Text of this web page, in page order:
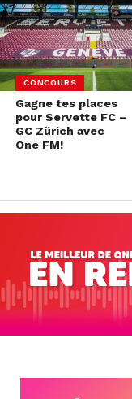
CONCOURS
Gagne tes places
pour Servette FC –
GC Zürich avec
One FM!